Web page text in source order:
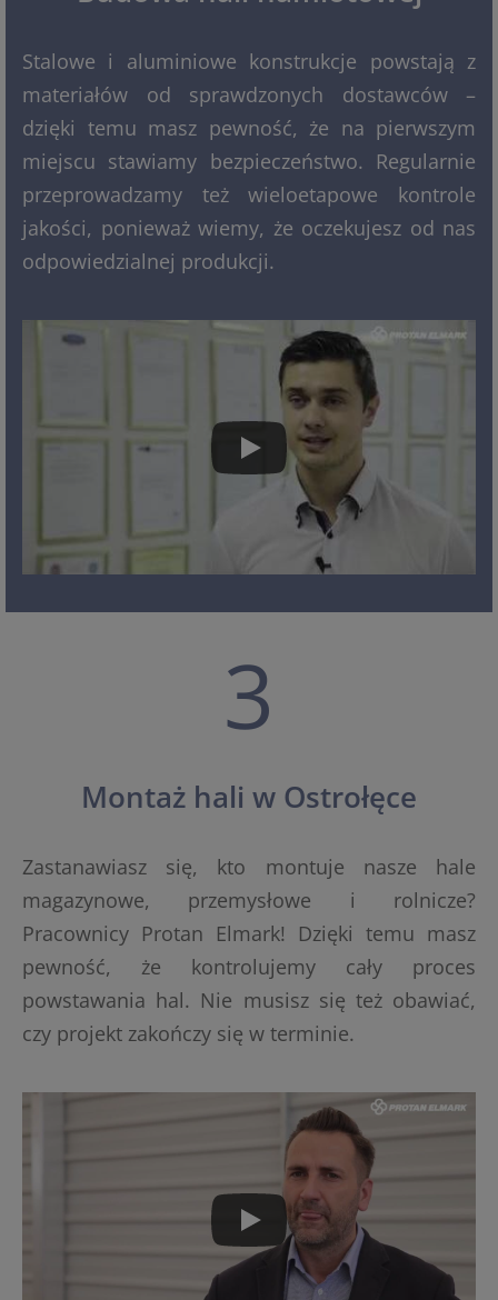
Stalowe i aluminiowe konstrukcje powstają z
materiałów od sprawdzonych dostawców –
dzięki temu masz pewność, że na pierwszym
miejscu stawiamy bezpieczeństwo. Regularnie
przeprowadzamy też wieloetapowe kontrole
jakości, ponieważ wiemy, że oczekujesz od nas
odpowiedzialnej produkcji.
3
Montaż hali w Ostrołęce
Zastanawiasz się, kto montuje nasze hale
magazynowe, przemysłowe i rolnicze?
Pracownicy Protan Elmark! Dzięki temu masz
pewność, że kontrolujemy cały proces
powstawania hal. Nie musisz się też obawiać,
czy projekt zakończy się w terminie.